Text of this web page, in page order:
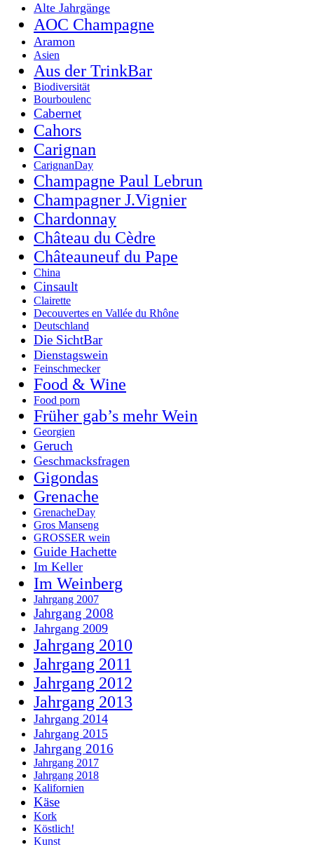
Alte Jahrgänge
AOC Champagne
Aramon
Asien
Aus der TrinkBar
Biodiversität
Bourboulenc
Cabernet
Cahors
Carignan
CarignanDay
Champagne Paul Lebrun
Champagner J.Vignier
Chardonnay
Château du Cèdre
Châteauneuf du Pape
China
Cinsault
Clairette
Decouvertes en Vallée du Rhône
Deutschland
Die SichtBar
Dienstagswein
Feinschmecker
Food & Wine
Food porn
Früher gab’s mehr Wein
Georgien
Geruch
Geschmacksfragen
Gigondas
Grenache
GrenacheDay
Gros Manseng
GROSSER wein
Guide Hachette
Im Keller
Im Weinberg
Jahrgang 2007
Jahrgang 2008
Jahrgang 2009
Jahrgang 2010
Jahrgang 2011
Jahrgang 2012
Jahrgang 2013
Jahrgang 2014
Jahrgang 2015
Jahrgang 2016
Jahrgang 2017
Jahrgang 2018
Kalifornien
Käse
Kork
Köstlich!
Kunst